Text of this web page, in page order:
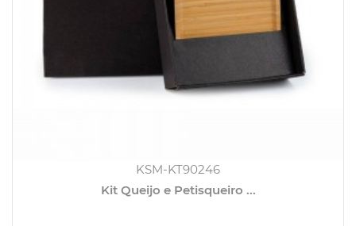
KSM-KT90246
Kit Queijo e Petisqueiro ...